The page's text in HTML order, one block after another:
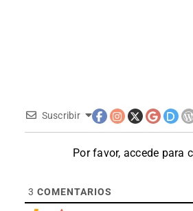
Suscribir
Por favor, accede para
3 COMENTARIOS